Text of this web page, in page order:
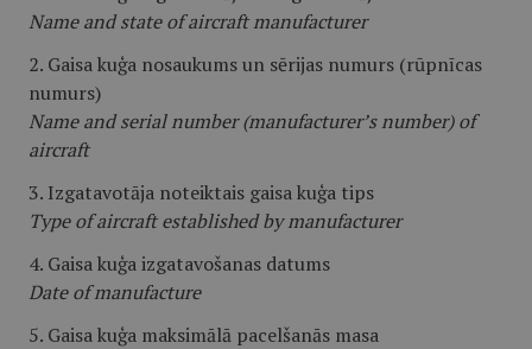
Name and state of aircraft manufacturer
2. Gaisa kuģa nosaukums un sērijas numurs (rūpnīcas
numurs)
Name and serial number (manufacturer’s number) of
aircraft
3. Izgatavotāja noteiktais gaisa kuģa tips
Type of aircraft established by manufacturer
4. Gaisa kuģa izgatavošanas datums
Date of manufacture
5. Gaisa kuģa maksimālā pacelšanās masa